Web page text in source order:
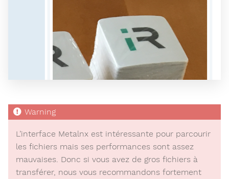
L’interface Metalnx est intéressante pour parcourir
les fichiers mais ses performances sont assez
mauvaises. Donc si vous avez de gros fichiers à
transférer, nous vous recommandons fortement